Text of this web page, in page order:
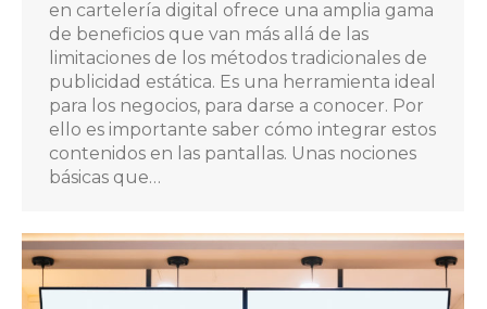
en cartelería digital ofrece una amplia gama
de beneficios que van más allá de las
limitaciones de los métodos tradicionales de
publicidad estática. Es una herramienta ideal
para los negocios, para darse a conocer. Por
ello es importante saber cómo integrar estos
contenidos en las pantallas. Unas nociones
básicas que…